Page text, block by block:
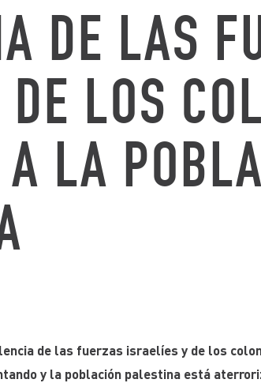
DE LAS
LOS
LA
de las fuerzas israelíes y de los
y la población palestina está